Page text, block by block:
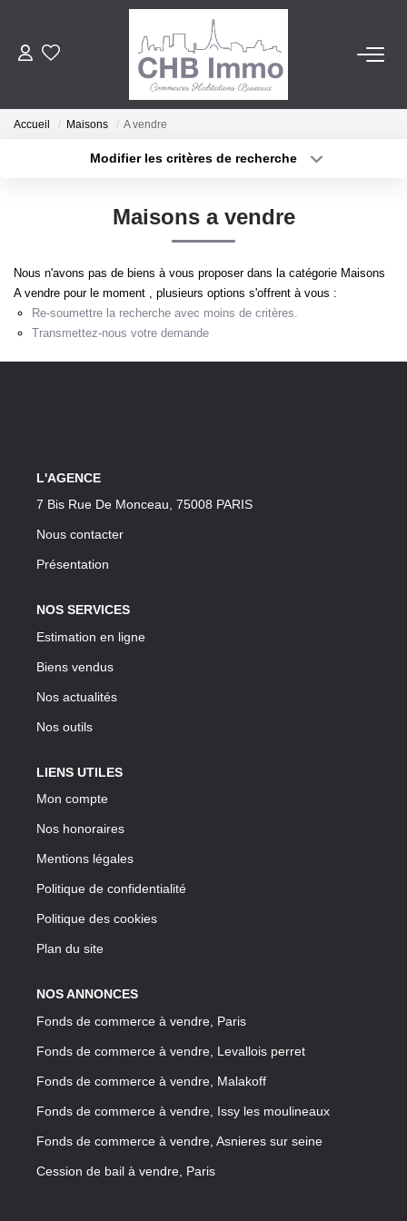
ESTIMATION
GESTION
NOTRE AGENCE
Accueil Maisons A vendre
Modifier les critères de recherche
Créer une alerte
Maisons a vendre
Nous n'avons pas de biens à vous proposer dans la catégorie Maisons
A vendre pour le moment , plusieurs options s'offrent à vous :
Re-soumettre la recherche avec moins de critères.
Transmettez-nous votre demande
L'AGENCE
7 Bis Rue De Monceau, 75008 PARIS
Nous contacter
Présentation
NOS SERVICES
Estimation en ligne
Biens vendus
Nos actualités
Nos outils
LIENS UTILES
Mon compte
Nos honoraires
Mentions légales
Politique de confidentialité
Politique des cookies
Plan du site
NOS ANNONCES
Fonds de commerce à vendre, Paris
Fonds de commerce à vendre, Levallois perret
Fonds de commerce à vendre, Malakoff
Fonds de commerce à vendre, Issy les moulineaux
Fonds de commerce à vendre, Asnieres sur seine
Cession de bail à vendre, Paris